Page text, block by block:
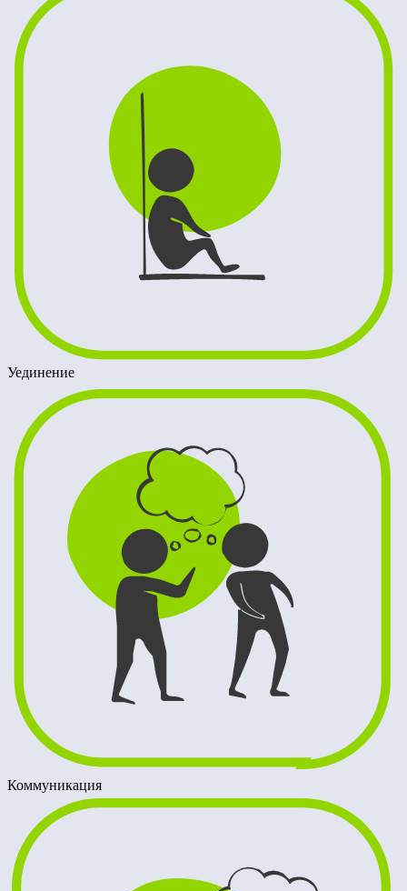
Уединение
Коммуникация